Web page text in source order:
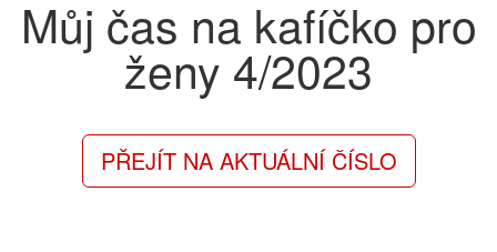
Můj čas na kafíčko pro
ženy 4/2023
PŘEJÍT NA AKTUÁLNÍ ČÍSLO